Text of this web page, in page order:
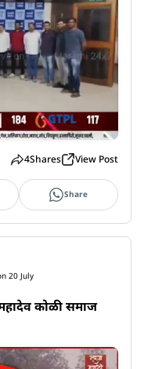
4Shares View Post
Share
20 July
कोळी समाज